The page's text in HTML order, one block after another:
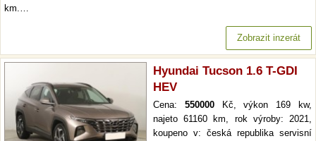
km.…
Zobrazit inzerát
Hyundai Tucson 1.6 T-GDI
HEV
Cena: 550000Kč, výkon 169 kw,
najeto 61160 km, rok výroby: 2021,
koupeno v: česká republika servisní